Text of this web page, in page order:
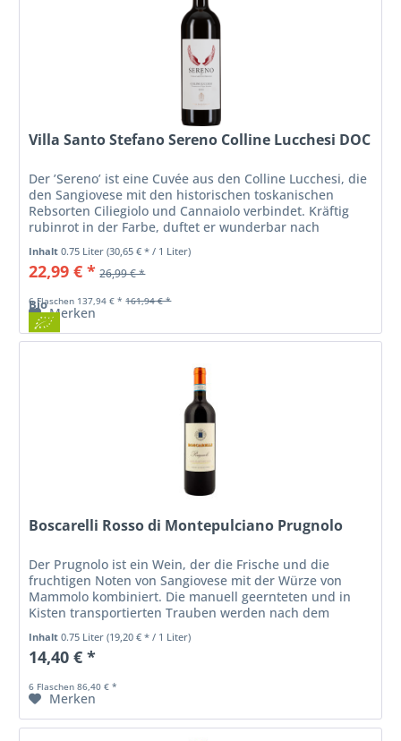
Bio
Villa Santo Stefano Sereno Colline Lucchesi DOC
Der ’Sereno’ ist eine Cuvée aus den Colline Lucchesi, die
den Sangiovese mit den historischen toskanischen
Rebsorten Ciliegiolo und Cannaiolo verbindet. Kräftig
rubinrot in der Farbe, duftet er wunderbar nach
frischen roten Früchten und...
Inhalt0.75 Liter(30,65 € * / 1 Liter)
22,99 € * 26,99 € *
6 Flaschen 137,94 € * 161,94 € *
Merken
Boscarelli Rosso di Montepulciano Prugnolo
Der Prugnolo ist ein Wein, der die Frische und die
fruchtigen Noten von Sangiovese mit der Würze von
Mammolo kombiniert. Die manuell geernteten und in
Kisten transportierten Trauben werden nach dem
Entrappen und sanften Pressen zur...
Inhalt0.75 Liter(19,20 € * / 1 Liter)
14,40 € *
6 Flaschen 86,40 € *
Merken